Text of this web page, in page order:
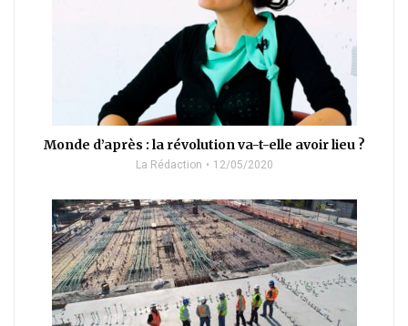
Monde d’après : la révolution va-t-elle avoir lieu ?
La Rédaction 12/05/2020